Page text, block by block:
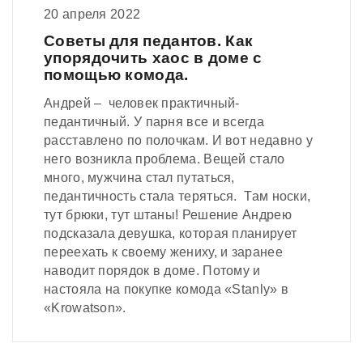
20 апреля 2022
Советы для педантов. Как
упорядочить хаос в доме с
помощью комода.
Андрей – человек практичный-
педантичный. У парня все и всегда
расставлено по полочкам. И вот недавно у
него возникла проблема. Вещей стало
много, мужчина стал путаться,
педантичность стала теряться. Там носки,
тут брюки, тут штаны! Решение Андрею
подсказала девушка, которая планирует
переехать к своему жениху, и заранее
наводит порядок в доме. Потому и
настояла на покупке комода «Stanly» в
«Krowatson».